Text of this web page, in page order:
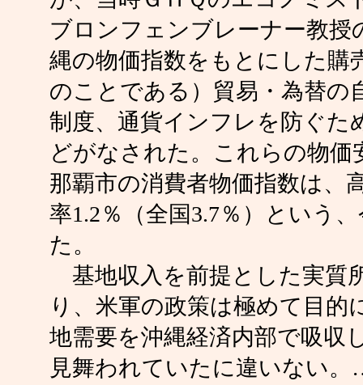
ブロンフェンブレーナー教授
縄の物価指数をもとにした購
のことである）貿易・為替の
制度、通貨インフレを防ぐた
どがなされた。これらの物価
那覇市の消費者物価指数は、
率1.2％（全国3.7％）という
た。
基地収入を前提とした実質
り、米軍の政策は極めて目
地需要を沖縄経済内部で吸収
見舞われていたに違いない